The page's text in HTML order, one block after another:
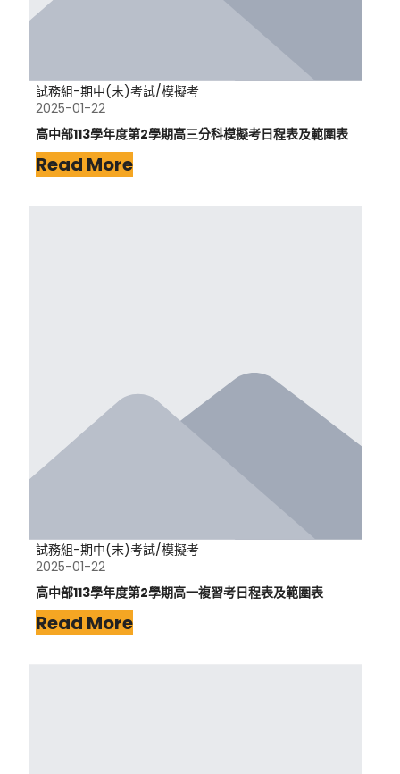
試務組-期中(末)考試/模擬考
2025-01-22
高中部113學年度第2學期高三分科模擬考日程表及範圍表
Read More
試務組-期中(末)考試/模擬考
2025-01-22
高中部113學年度第2學期高一複習考日程表及範圍表
Read More